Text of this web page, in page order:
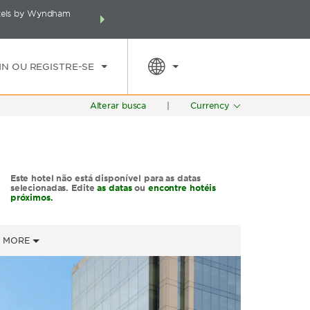
by Wyndham
Faça um pacote incluindo seu hotel, voos e muito
OU REGISTRE-SE
TARIFAS ESPECIAIS
Alterar busca Currency
Este hotel não está disponível para as datas
selecionadas. Editeas datasou encontre hotéis
próximos.
MORE